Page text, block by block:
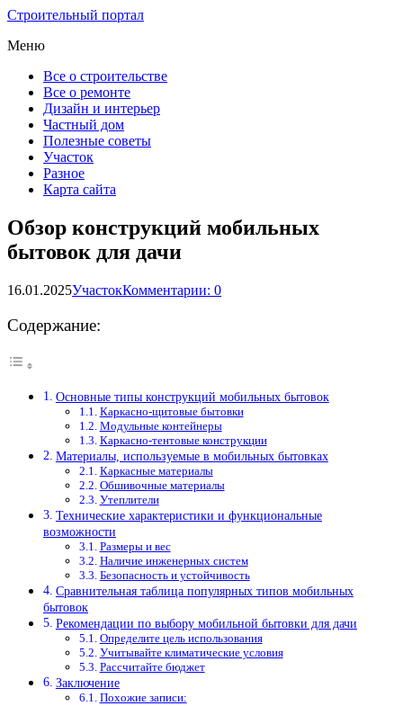
Строительный портал
Меню
Все о строительстве
Все о ремонте
Дизайн и интерьер
Частный дом
Полезные советы
Участок
Разное
Карта сайта
Обзор конструкций мобильных
бытовок для дачи
16.01.2025УчастокКомментарии: 0
Содержание:
Основные типы конструкций мобильных бытовок
Каркасно-щитовые бытовки
Модульные контейнеры
Каркасно-тентовые конструкции
Материалы, используемые в мобильных бытовках
Каркасные материалы
Обшивочные материалы
Утеплители
Технические характеристики и функциональные
возможности
Размеры и вес
Наличие инженерных систем
Безопасность и устойчивость
Сравнительная таблица популярных типов мобильных
бытовок
Рекомендации по выбору мобильной бытовки для дачи
Определите цель использования
Учитывайте климатические условия
Рассчитайте бюджет
Заключение
Похожие записи: